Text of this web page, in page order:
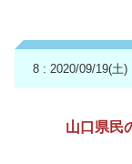
8 : 2020/09/19(土)
山口県民